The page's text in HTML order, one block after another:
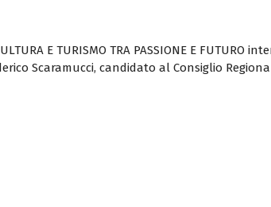
E TURISMO TRA PASSIONE E
Scaramucci, candidato al Consiglio